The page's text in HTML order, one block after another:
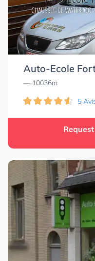
Auto-Ecole
— 10036m
5